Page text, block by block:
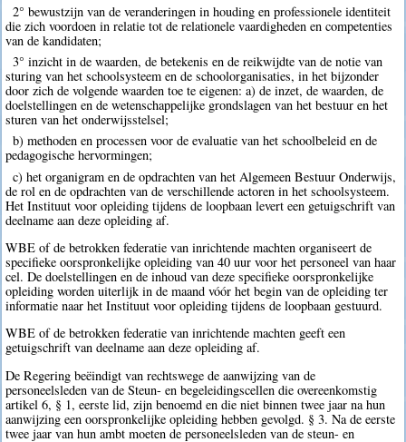
2° bewustzijn van de veranderingen in houding en professionele identiteit
die zich voordoen in relatie tot de relationele vaardigheden en competenties
van de kandidaten;
3° inzicht in de waarden, de betekenis en de reikwijdte van de notie van
sturing van het schoolsysteem en de schoolorganisaties, in het bijzonder
door zich de volgende waarden toe te eigenen: a) de inzet, de waarden, de
doelstellingen en de wetenschappelijke grondslagen van het bestuur en het
sturen van het onderwijsstelsel;
b) methoden en processen voor de evaluatie van het schoolbeleid en de
pedagogische hervormingen;
c) het organigram en de opdrachten van het Algemeen Bestuur Onderwijs,
de rol en de opdrachten van de verschillende actoren in het schoolsysteem.
Het Instituut voor opleiding tijdens de loopbaan levert een getuigschrift van
deelname aan deze opleiding af.
WBE of de betrokken federatie van inrichtende machten organiseert de
specifieke oorspronkelijke opleiding van 40 uur voor het personeel van haar
cel. De doelstellingen en de inhoud van deze specifieke oorspronkelijke
opleiding worden uiterlijk in de maand vóór het begin van de opleiding ter
informatie naar het Instituut voor opleiding tijdens de loopbaan gestuurd.
WBE of de betrokken federatie van inrichtende machten geeft een
getuigschrift van deelname aan deze opleiding af.
De Regering beëindigt van rechtswege de aanwijzing van de
personeelsleden van de Steun- en begeleidingscellen die overeenkomstig
artikel 6, § 1, eerste lid, zijn benoemd en die niet binnen twee jaar na hun
aanwijzing een oorspronkelijke opleiding hebben gevolgd. § 3. Na de eerste
twee jaar van hun ambt moeten de personeelsleden van de steun- en